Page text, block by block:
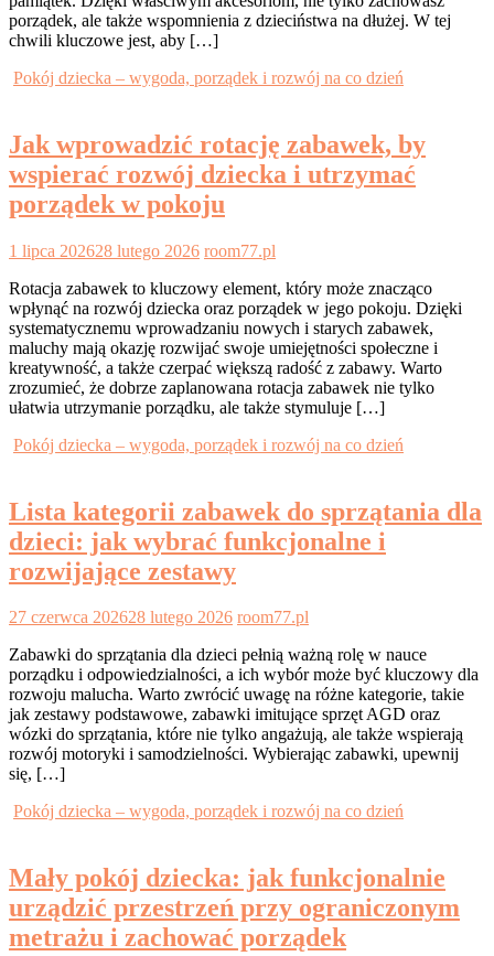
porządek, ale także wspomnienia z dzieciństwa na dłużej. W tej
chwili kluczowe jest, aby […]
Pokój dziecka – wygoda, porządek i rozwój na co dzień
Jak wprowadzić rotację zabawek, by
wspierać rozwój dziecka i utrzymać
porządek w pokoju
1 lipca 202628 lutego 2026 room77.pl
Rotacja zabawek to kluczowy element, który może znacząco
wpłynąć na rozwój dziecka oraz porządek w jego pokoju. Dzięki
systematycznemu wprowadzaniu nowych i starych zabawek,
maluchy mają okazję rozwijać swoje umiejętności społeczne i
kreatywność, a także czerpać większą radość z zabawy. Warto
zrozumieć, że dobrze zaplanowana rotacja zabawek nie tylko
ułatwia utrzymanie porządku, ale także stymuluje […]
Pokój dziecka – wygoda, porządek i rozwój na co dzień
Lista kategorii zabawek do sprzątania dla
dzieci: jak wybrać funkcjonalne i
rozwijające zestawy
27 czerwca 202628 lutego 2026 room77.pl
Zabawki do sprzątania dla dzieci pełnią ważną rolę w nauce
porządku i odpowiedzialności, a ich wybór może być kluczowy dla
rozwoju malucha. Warto zwrócić uwagę na różne kategorie, takie
jak zestawy podstawowe, zabawki imitujące sprzęt AGD oraz
wózki do sprzątania, które nie tylko angażują, ale także wspierają
rozwój motoryki i samodzielności. Wybierając zabawki, upewnij
się, […]
Pokój dziecka – wygoda, porządek i rozwój na co dzień
Mały pokój dziecka: jak funkcjonalnie
urządzić przestrzeń przy ograniczonym
metrażu i zachować porządek